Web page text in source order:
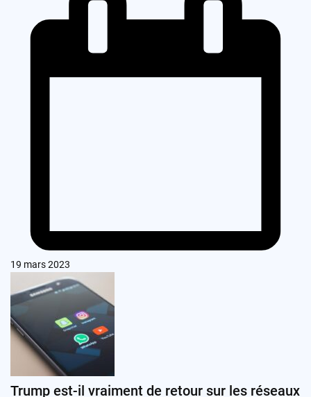
19 mars 2023
Trump est-il vraiment de retour sur les réseaux